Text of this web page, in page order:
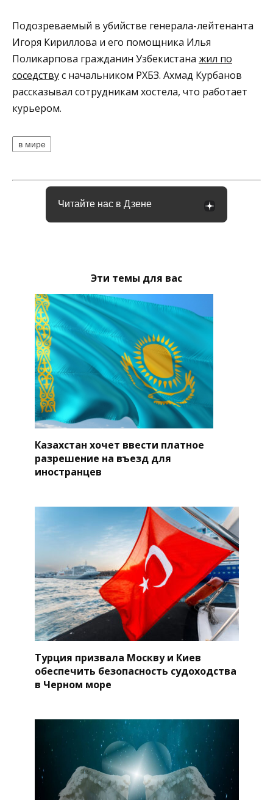
Подозреваемый в убийстве генерала-лейтенанта
Игоря Кириллова и его помощника Илья
Поликарпова гражданин Узбекистана жил по
соседствус начальником РХБЗ. Ахмад Курбанов
рассказывал сотрудникам хостела, что работает
курьером.
в мире
Читайте нас в Дзене
Эти темы для вас
Казахстан хочет ввести платное
разрешение на въезд для
иностранцев
Турция призвала Москву и Киев
обеспечить безопасность судоходства
в Черном море